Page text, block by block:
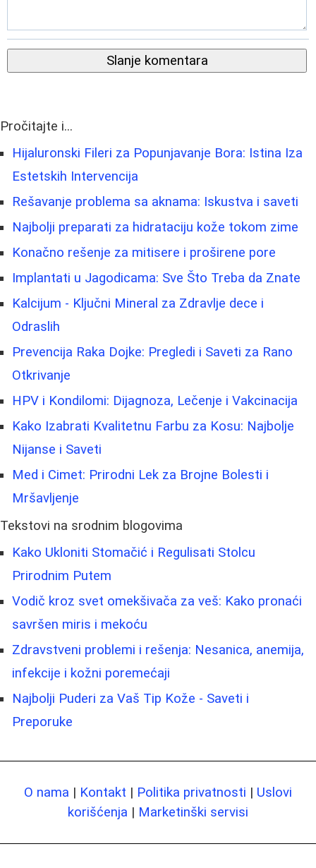
Slanje komentara
Pročitajte i...
Hijaluronski Fileri za Popunjavanje Bora: Istina Iza
Estetskih Intervencija
Rešavanje problema sa aknama: Iskustva i saveti
Najbolji preparati za hidrataciju kože tokom zime
Konačno rešenje za mitisere i proširene pore
Implantati u Jagodicama: Sve Što Treba da Znate
Kalcijum - Ključni Mineral za Zdravlje dece i
Odraslih
Prevencija Raka Dojke: Pregledi i Saveti za Rano
Otkrivanje
HPV i Kondilomi: Dijagnoza, Lečenje i Vakcinacija
Kako Izabrati Kvalitetnu Farbu za Kosu: Najbolje
Nijanse i Saveti
Med i Cimet: Prirodni Lek za Brojne Bolesti i
Mršavljenje
Tekstovi na srodnim blogovima
Kako Ukloniti Stomačić i Regulisati Stolcu
Prirodnim Putem
Vodič kroz svet omekšivača za veš: Kako pronaći
savršen miris i mekoću
Zdravstveni problemi i rešenja: Nesanica, anemija,
infekcije i kožni poremećaji
Najbolji Puderi za Vaš Tip Kože - Saveti i
Preporuke
O nama | Kontakt | Politika privatnosti | Uslovi
korišćenja | Marketinški servisi